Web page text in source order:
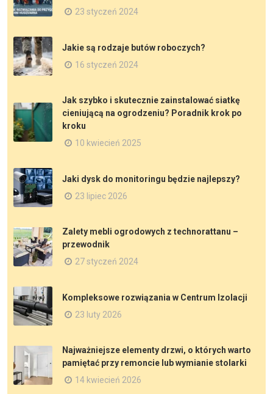
23 styczeń 2024
Jakie są rodzaje butów roboczych?
16 styczeń 2024
Jak szybko i skutecznie zainstalować siatkę
cieniującą na ogrodzeniu? Poradnik krok po
kroku
10 kwiecień 2025
Jaki dysk do monitoringu będzie najlepszy?
23 lipiec 2026
Zalety mebli ogrodowych z technorattanu –
przewodnik
27 styczeń 2024
Kompleksowe rozwiązania w Centrum Izolacji
23 luty 2026
Najważniejsze elementy drzwi, o których warto
pamiętać przy remoncie lub wymianie stolarki
14 kwiecień 2026